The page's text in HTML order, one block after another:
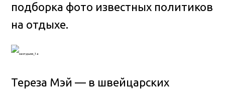
подборка фото известных политиков
на отдыхе.
Тереза Мэй — в швейцарских